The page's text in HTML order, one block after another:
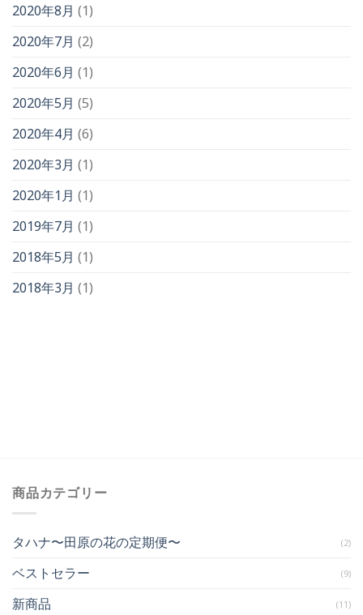
2020年8月 (1)
2020年7月 (2)
2020年6月 (1)
2020年5月 (5)
2020年4月 (6)
2020年3月 (1)
2020年1月 (1)
2019年7月 (1)
2018年5月 (1)
2018年3月 (1)
商品カテゴリー
タハナ〜田原の花の定期便〜 (2)
ベストセラー (9)
新商品 (11)